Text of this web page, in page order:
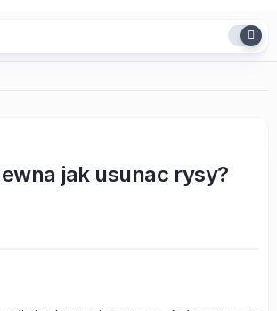
jak usunac rysy?